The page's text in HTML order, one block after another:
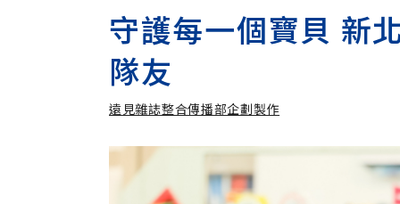
守護每一個寶貝 新
隊友
遠見雜誌整合傳播部企劃製作